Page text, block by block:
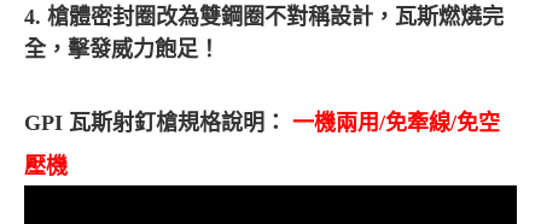
4. 槍體密封圈改為雙鋼圈不對稱設計，瓦斯燃燒完
全，擊發威力飽足！
GPI 瓦斯射釘槍規格說明： 一機兩用/免牽線/免空
壓機